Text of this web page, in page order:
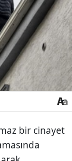
bir cinayet